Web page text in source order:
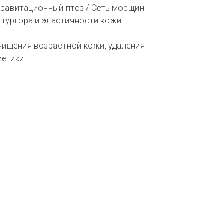
птоз / Сеть морщин
и эластичности кожи
возрастной кожи, удаления